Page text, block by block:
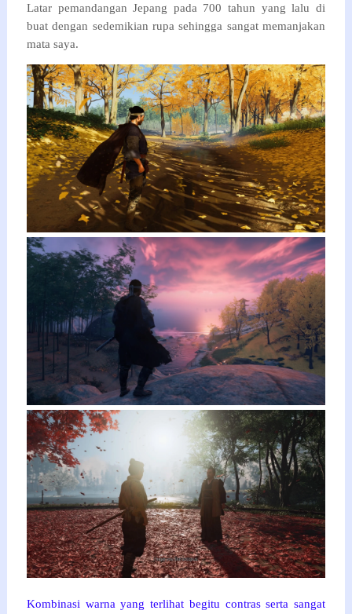
Latar pemandangan Jepang pada 700 tahun yang lalu di
buat dengan sedemikian rupa sehingga sangat memanjakan
mata saya.
Kombinasi warna yang terlihat begitu contras serta sangat